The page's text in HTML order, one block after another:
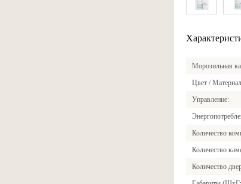
Морозильная
Цвет /
Управление
Количество
Количество
Количество